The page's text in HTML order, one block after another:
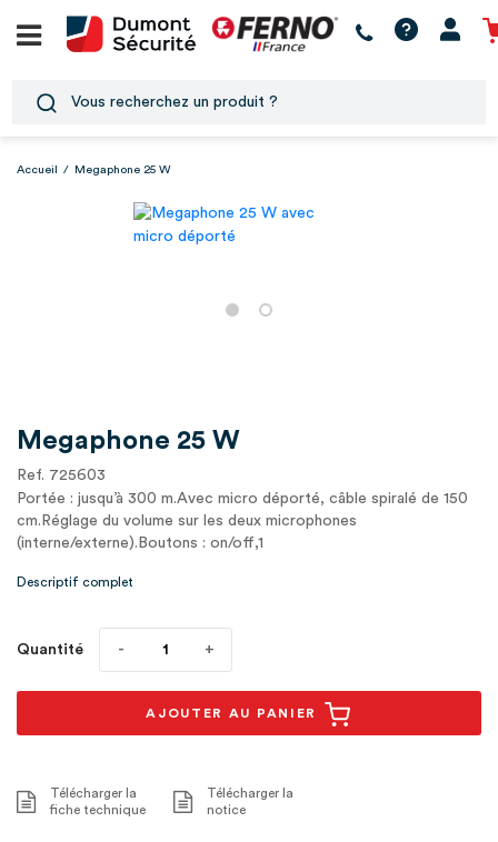
Accueil / Megaphone 25 W
Megaphone 25 W
Ref. 725603
Portée : jusqu’à 300 m.Avec micro déporté, câble spiralé de 150
cm.Réglage du volume sur les deux microphones
(interne/externe).Boutons : on/off,1
Descriptif complet
Quantité
AJOUTER AU PANIER
Télécharger la
fiche technique
Télécharger la
notice